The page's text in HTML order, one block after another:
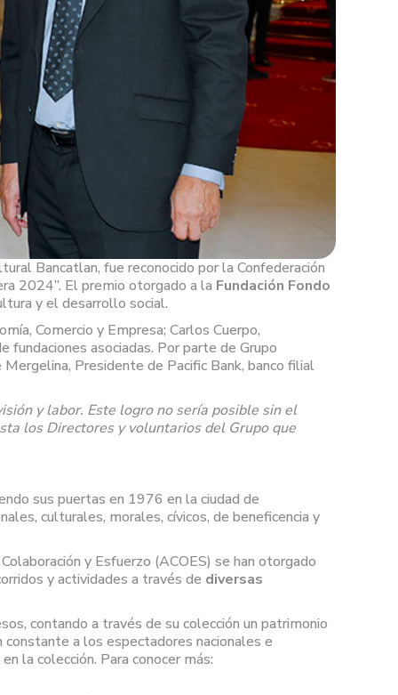
Bancatlan, fue reconocido por la Confederación
2024”. El premio otorgado a la Fundación Fondo
y el desarrollo social.
Comercio y Empresa; Carlos Cuerpo,
asociadas. Por parte de Grupo
Presidente de Pacific Bank, banco filial
y labor. Este logro no sería posible sin el
los Directores y voluntarios del Grupo que
sus puertas en 1976 en la ciudad de
culturales, morales, cívicos, de beneficencia y
y Esfuerzo (ACOES) se han otorgado
y actividades a través de diversas
contando a través de su colección un patrimonio
a los espectadores nacionales e
la colección. Para conocer más: